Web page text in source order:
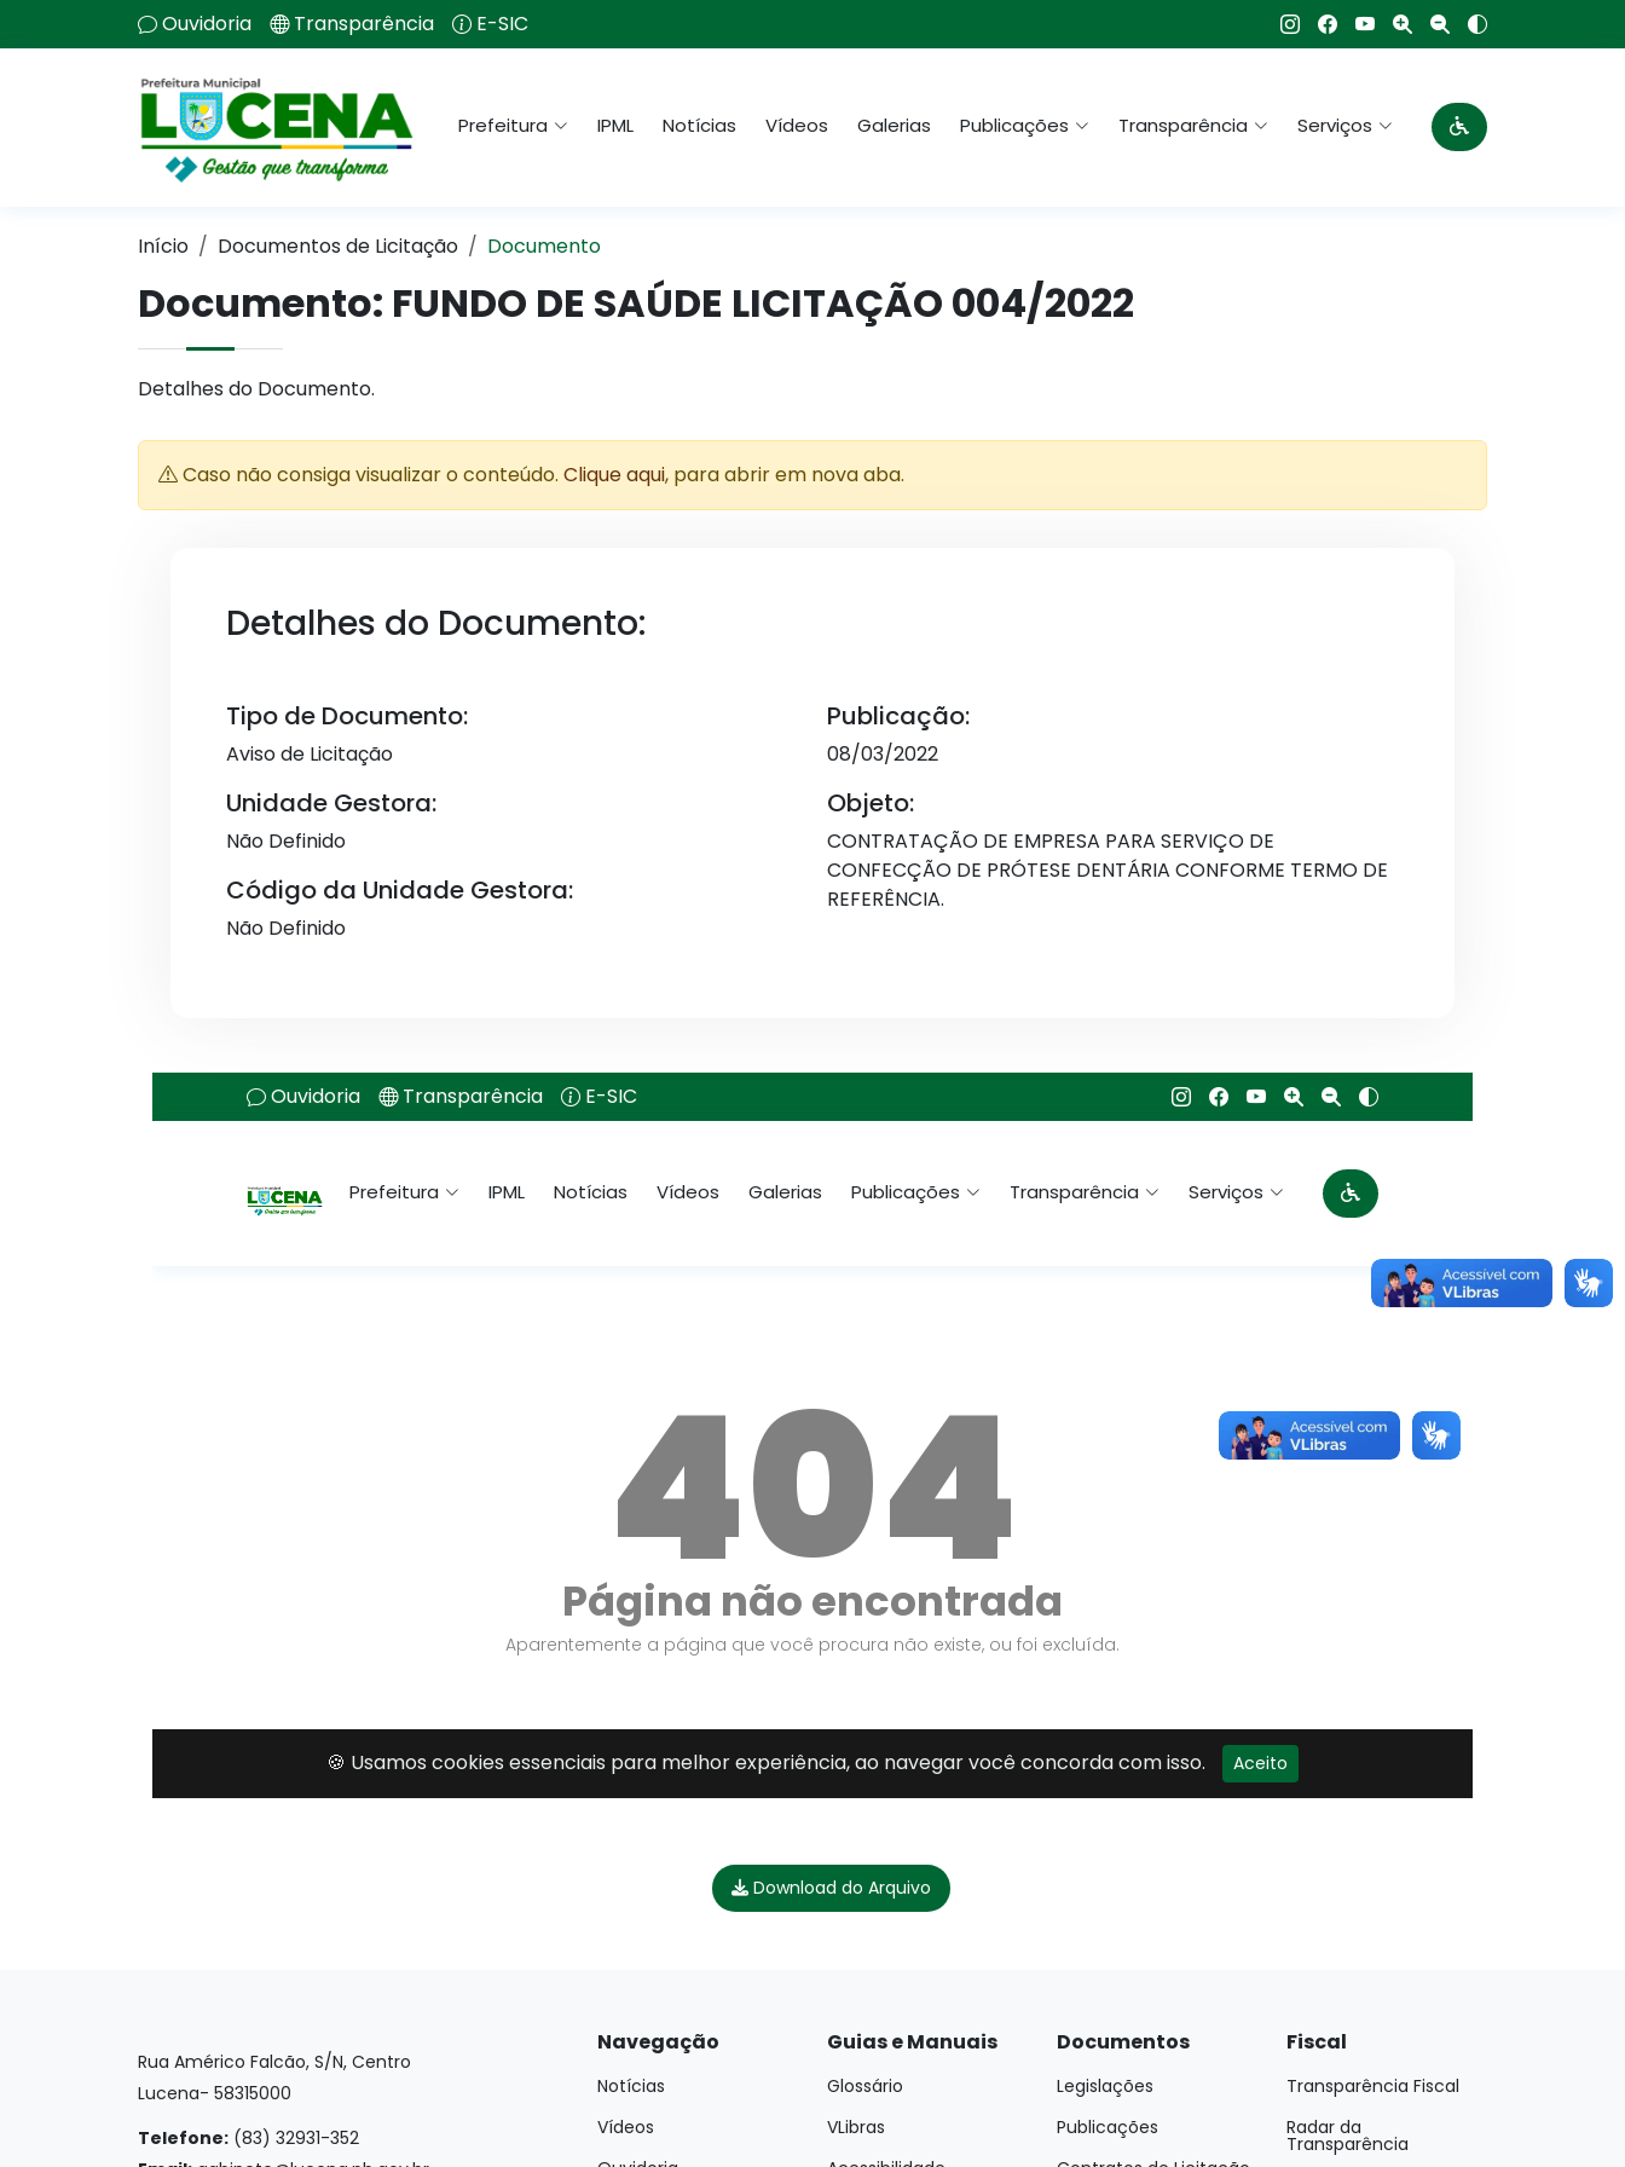
Ouvidoria Transparência E-SIC
Prefeitura IPML Notícias Vídeos Galerias Publicações Transparência Serviços
Início Documentos de Licitação Documento
Documento: FUNDO DE SAÚDE LICITAÇÃO 004/2022
Detalhes do Documento.
Caso não consiga visualizar o conteúdo. Clique aqui, para abrir em nova aba.
Detalhes do Documento:
Tipo de Documento:
Aviso de Licitação
Unidade Gestora:
Não Definido
Código da Unidade Gestora:
Não Definido
Publicação:
08/03/2022
Objeto:
CONTRATAÇÃO DE EMPRESA PARA SERVIÇO DE
CONFECÇÃO DE PRÓTESE DENTÁRIA CONFORME TERMO DE
REFERÊNCIA.
Download do Arquivo
Rua Américo Falcão, S/N, Centro
Lucena- 58315000
Telefone: (83) 32931-352
Navegação
Notícias
Vídeos
Guias e Manuais
Glossário
VLibras
Documentos
Legislações
Publicações
Fiscal
Transparência Fiscal
Radar da
Transparência